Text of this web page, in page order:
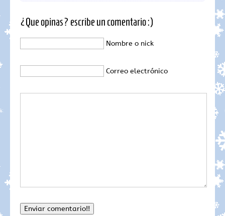
¿Que opinas? escribe un comentario :)
Nombre o nick
Correo electrónico